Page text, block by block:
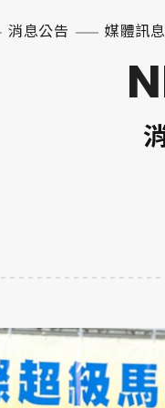
消息公告 媒體訊息